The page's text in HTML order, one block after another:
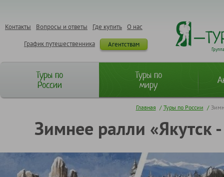
О нас
Где купить
Вопросы и ответы
Контакты
Агентствам
График путешественника
Туры по
России
Туры по
миру
Главная / Туры по России /
Зимнее ралли «Якутск